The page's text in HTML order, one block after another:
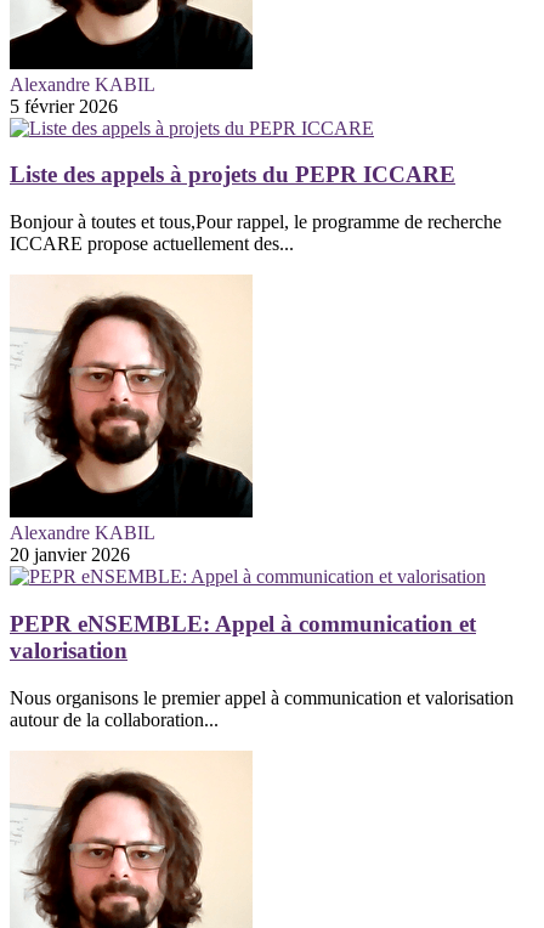
Alexandre KABIL
5 février 2026
Liste des appels à projets du PEPR ICCARE
Bonjour à toutes et tous,Pour rappel, le programme de recherche
ICCARE propose actuellement des...
Alexandre KABIL
20 janvier 2026
PEPR eNSEMBLE: Appel à communication et
valorisation
Nous organisons le premier appel à communication et valorisation
autour de la collaboration...